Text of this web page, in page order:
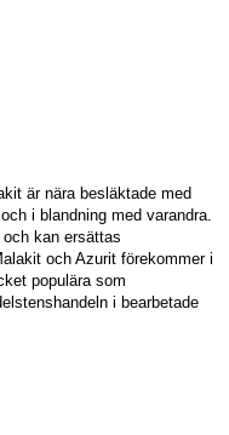
är nära besläktade med
i blandning med varandra.
kan ersättas
och Azurit förekommer i
populära som
i bearbetade